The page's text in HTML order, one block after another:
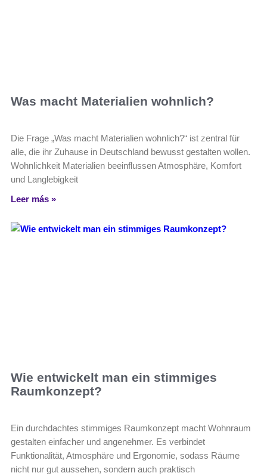
Was macht Materialien wohnlich?
Die Frage „Was macht Materialien wohnlich?“ ist zentral für
alle, die ihr Zuhause in Deutschland bewusst gestalten wollen.
Wohnlichkeit Materialien beeinflussen Atmosphäre, Komfort
und Langlebigkeit
Leer más »
Wie entwickelt man ein stimmiges
Raumkonzept?
Ein durchdachtes stimmiges Raumkonzept macht Wohnraum
gestalten einfacher und angenehmer. Es verbindet
Funktionalität, Atmosphäre und Ergonomie, sodass Räume
nicht nur gut aussehen, sondern auch praktisch